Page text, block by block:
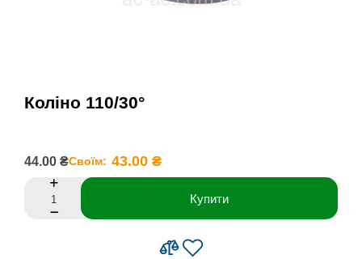
Коліно 110/30°
44.00 ₴Своїм: 43.00 ₴
Купити